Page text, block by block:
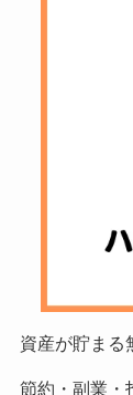
資産が貯まる
節約・副業・